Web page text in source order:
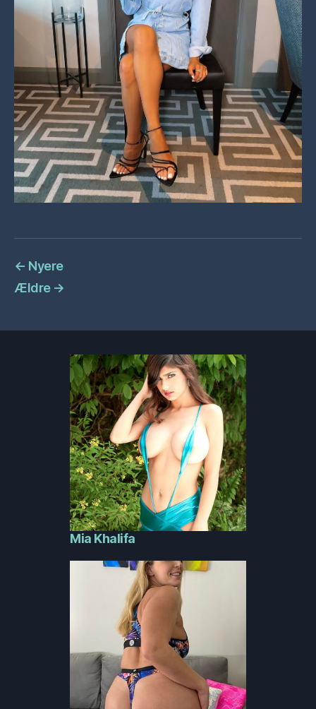
← Nyere
Ældre →
Mia Khalifa